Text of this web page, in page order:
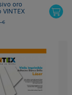
oro
VINTEX
€